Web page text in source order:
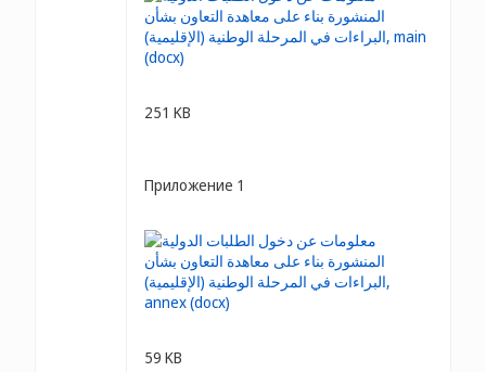
251 KB
Приложение 1
59 KB